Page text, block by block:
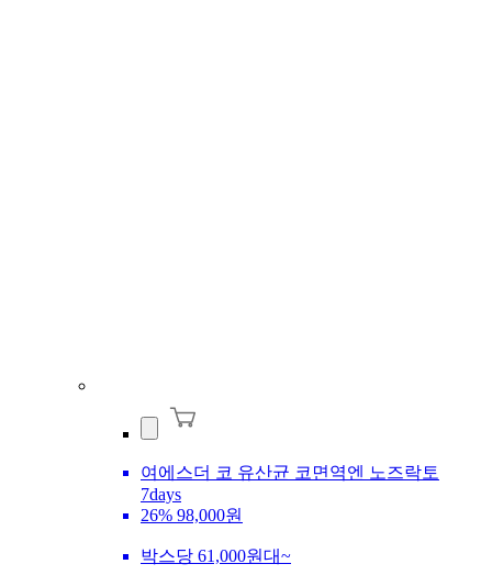
여에스더 코 유산균 코면역엔 노즈락토
7days
26% 98,000원
박스당 61,000원대~